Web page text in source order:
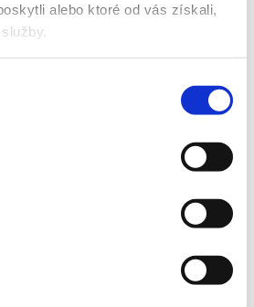
alebo ktoré od vás získali,